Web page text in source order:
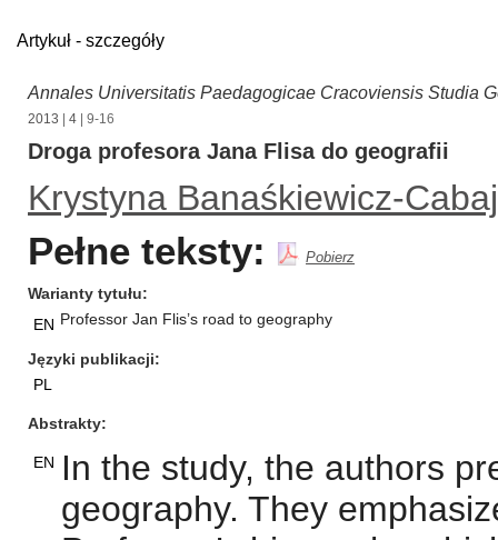
Artykuł - szczegóły
Annales Universitatis Paedagogicae Cracoviensis Studia
2013 4 | 9-16
Droga profesora Jana Flisa do geografii
Krystyna Banaśkiewicz-Cabaj
Pełne teksty: Pobierz
Warianty tytułu
EN Professor Jan Flis’s road to geography
Języki publikacji
PL
Abstrakty
EN
In the study, the authors
geography. They